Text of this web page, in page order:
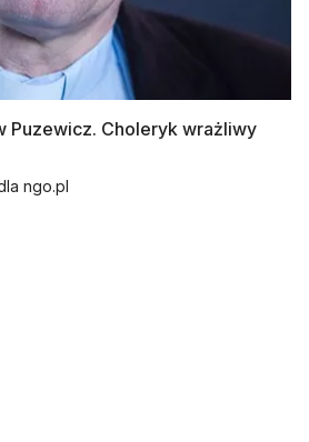
Puzewicz. Choleryk wrażliwy
ngo.pl